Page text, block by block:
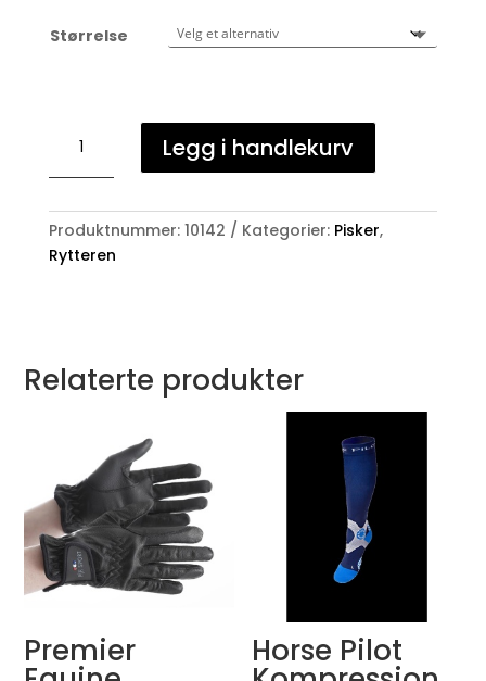
Størrelse
med
antall
Legg i handlekurv
Produktnummer: 10142 Kategorier: Pisker,
Rytteren
Relaterte produkter
Premier Horse Pilot